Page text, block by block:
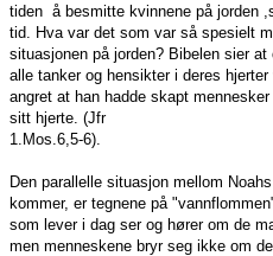
tiden å besmitte kvinnene på jorden
tid. Hva var det som var så spesielt
situasjonen på jorden? Bibelen sier
alle tanker og hensikter i deres
angret at han hadde skapt
sitt hjerte. (Jfr
1.Mos.6,5-6).
Den parallelle situasjon mellom
kommer, er tegnene på
som lever i dag ser og hører om de
men menneskene bryr seg ikke om